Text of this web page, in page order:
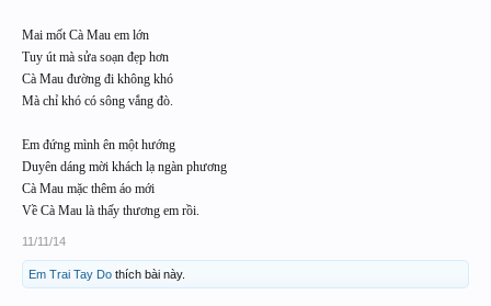
Mai mốt Cà Mau em lớn
Tuy út mà sửa soạn đẹp hơn
Cà Mau đường đi không khó
Mà chỉ khó có sông vắng đò.
Em đứng mình ên một hướng
Duyên dáng mời khách lạ ngàn phương
Cà Mau mặc thêm áo mới
Về Cà Mau là thấy thương em rồi.
11/11/14
Em Trai Tay Do thích bài này.